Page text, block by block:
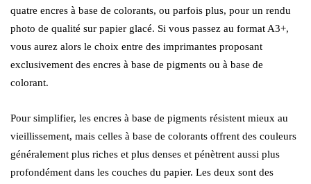
quatre encres à base de colorants, ou parfois plus, pour un rendu
photo de qualité sur papier glacé. Si vous passez au format A3+,
vous aurez alors le choix entre des imprimantes proposant
exclusivement des encres à base de pigments ou à base de
colorant.
Pour simplifier, les encres à base de pigments résistent mieux au
vieillissement, mais celles à base de colorants offrent des couleurs
généralement plus riches et plus denses et pénètrent aussi plus
profondément dans les couches du papier. Les deux sont des